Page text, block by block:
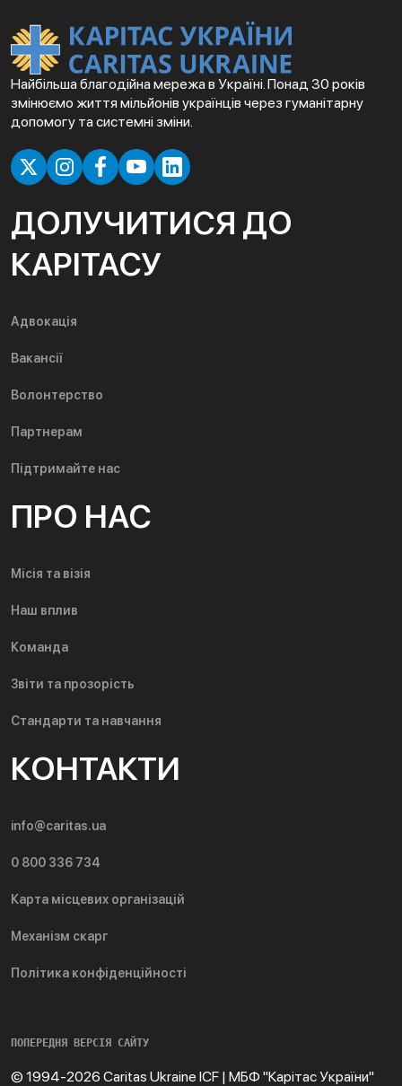
Найбільша благодійна мережа в Україні. Понад 30 років
змінюємо життя мільйонів українців через гуманітарну
допомогу та системні зміни.
ДОЛУЧИТИСЯ ДО
КАРІТАСУ
Адвокація
Вакансії
Волонтерство
Партнерам
Підтримайте нас
ПРО НАС
Місія та візія
Наш вплив
Команда
Звіти та прозорість
Стандарти та навчання
КОНТАКТИ
info@caritas.ua
0 800 336 734
Карта місцевих організацій
Механізм скарг
Політика конфіденційності
ПОПЕРЕДНЯ ВЕРСІЯ САЙТУ
© 1994-2026 Caritas Ukraine ICF | МБФ "Карітас України"